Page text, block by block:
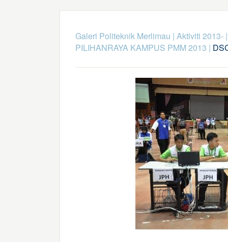
Galeri Politeknik Merlimau | Aktiviti 2013-
PILIHANRAYA KAMPUS PMM 2013 |